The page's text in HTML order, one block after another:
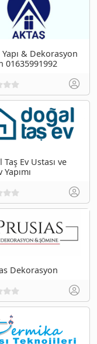
& Dekorasyon
01635991992
Taş Ev Ustası ve
Yapımı
Dekorasyon